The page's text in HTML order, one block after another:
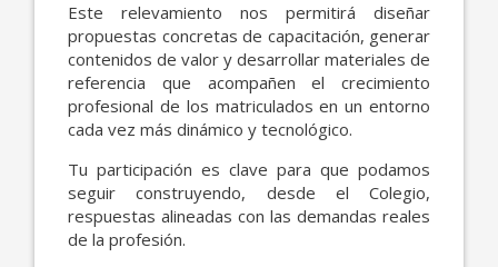
Este relevamiento nos permitirá diseñar
propuestas concretas de capacitación, generar
contenidos de valor y desarrollar materiales de
referencia que acompañen el crecimiento
profesional de los matriculados en un entorno
cada vez más dinámico y tecnológico.
Tu participación es clave para que podamos
seguir construyendo, desde el Colegio,
respuestas alineadas con las demandas reales
de la profesión.